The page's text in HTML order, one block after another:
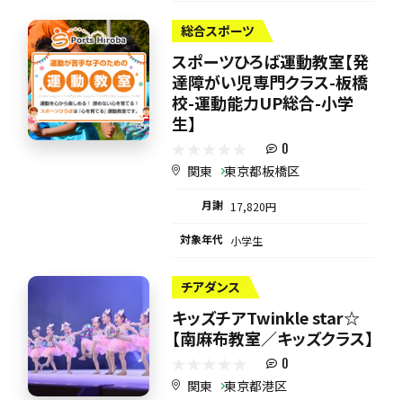
総合スポーツ
スポーツひろば運動教室【発
達障がい児専門クラス-板橋
校-運動能力UP総合-小学
生】
0
関東 東京都板橋区
月謝 17,820円
対象年代 小学生
チアダンス
キッズチアTwinkle star☆
【南麻布教室／キッズクラス】
0
関東 東京都港区